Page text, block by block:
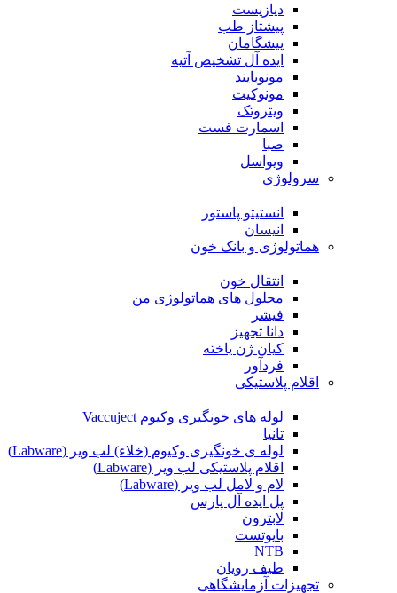
دیازیست
پیشتاز طب
پیشگامان
ایده آل تشخیص آتیه
مونوبایند
مونوکیت
ویتروتک
اسمارت فست
صبا
ویواسل
سرولوژی
انستیتو پاستور
انیسان
هماتولوژی و بانک خون
انتقال خون
محلول های هماتولوژی من
فیشر
دانا تجهیز
کیان ژن یاخته
فردآور
اقلام پلاستیکی
لوله های خونگیری وکیوم Vaccuject
تانیا
لوله ی خونگیری وکیوم (خلاء) لب ویر (Labware)
اقلام پلاستیکی لب ویر (Labware)
لام و لامل لب ویر (Labware)
پل ایده آل پارس
لابترون
بایوتست
NTB
طیف رویان
تجهیزات آزمایشگاهی